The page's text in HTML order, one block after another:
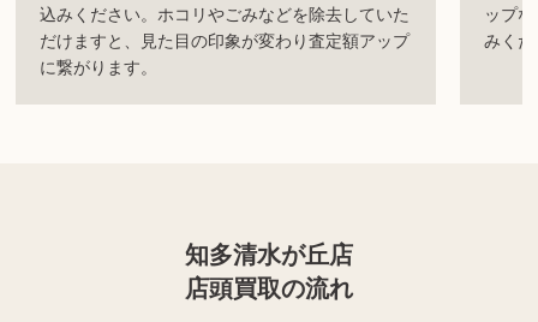
込みください。ホコリやごみなどを除去していた
だけますと、見た目の印象が変わり査定額アップ
に繋がります。
ップ
みく
知多清水が丘店
店頭買取の流れ